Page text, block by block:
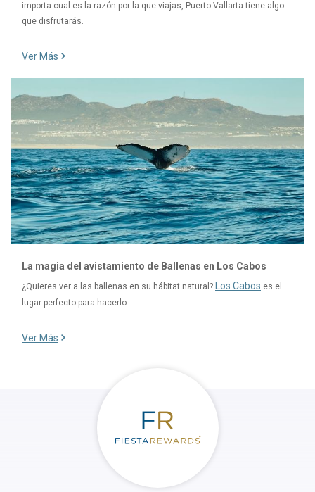
importa cual es la razón por la que viajas, Puerto Vallarta tiene algo
que disfrutarás.
Ver Más
La magia del avistamiento de Ballenas en Los Cabos
¿Quieres ver a las ballenas en su hábitat natural? Los Cabos es el
lugar perfecto para hacerlo.
Ver Más